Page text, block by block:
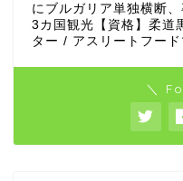
にブルガリア単独横断
3カ国観光【資格】柔道
ター / アスリートフー
＼